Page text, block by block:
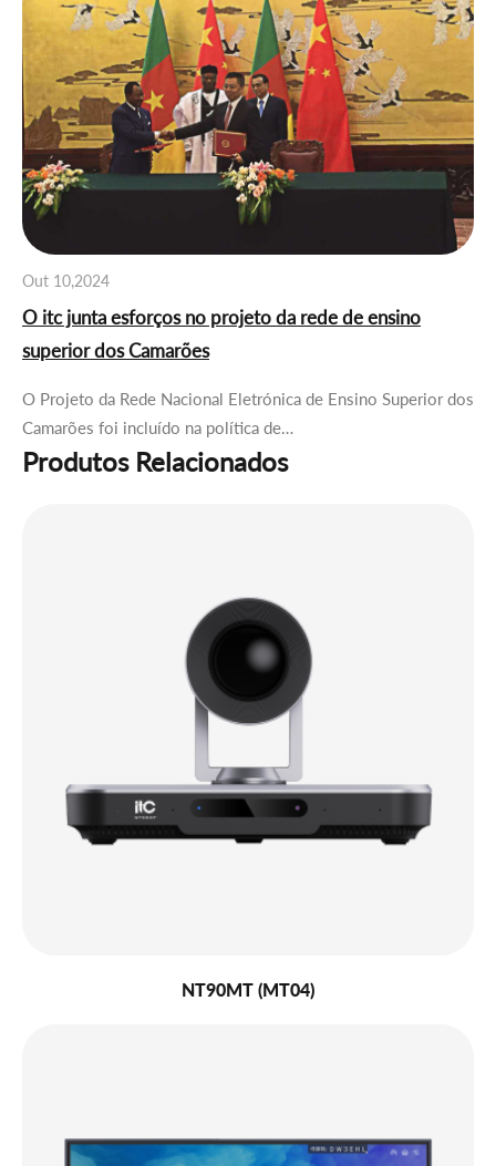
Out 10,2024
O itc junta esforços no projeto da rede de ensino
superior dos Camarões
O Projeto da Rede Nacional Eletrónica de Ensino Superior dos
Camarões foi incluído na política de…
Produtos Relacionados
NT90MT (MT04)